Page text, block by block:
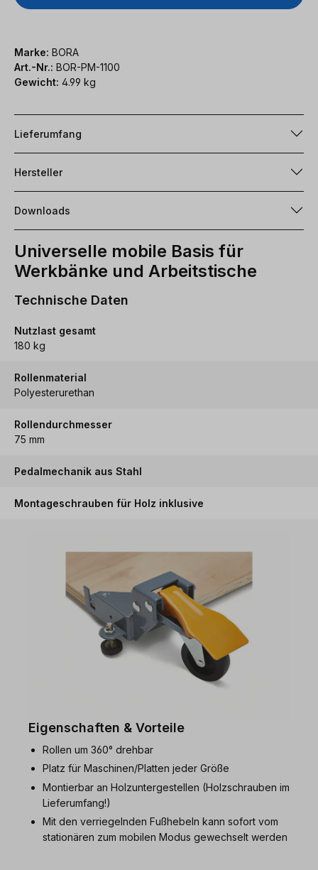
Marke: BORA
Art.-Nr.: BOR-PM-1100
Gewicht: 4.99 kg
Lieferumfang
Hersteller
Downloads
Universelle mobile Basis für
Werkbänke und Arbeitstische
Technische Daten
Nutzlast gesamt
180 kg
Rollenmaterial
Polyesterurethan
Rollendurchmesser
75 mm
Pedalmechanik aus Stahl
Montageschrauben für Holz inklusive
Eigenschaften & Vorteile
Rollen um 360° drehbar
Platz für Maschinen/Platten jeder Größe
Montierbar an Holzuntergestellen (Holzschrauben im
Lieferumfang!)
Mit den verriegelnden Fußhebeln kann sofort vom
stationären zum mobilen Modus gewechselt werden